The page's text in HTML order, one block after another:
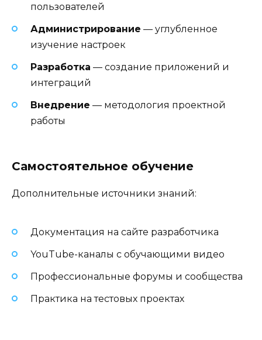
пользователей
Администрирование — углубленное
изучение настроек
Разработка — создание приложений и
интеграций
Внедрение — методология проектной
работы
Самостоятельное обучение
Дополнительные источники знаний:
Документация на сайте разработчика
YouTube-каналы с обучающими видео
Профессиональные форумы и сообщества
Практика на тестовых проектах